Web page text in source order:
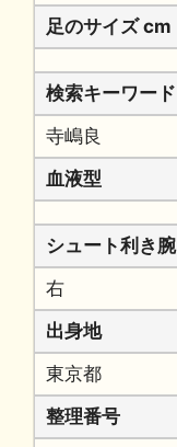
足のサイズ cm
検索キーワード
寺嶋良
血液型
シュート利き腕
右
出身地
東京都
整理番号